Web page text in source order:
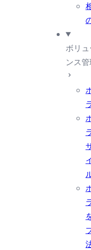
ボリ
ンス